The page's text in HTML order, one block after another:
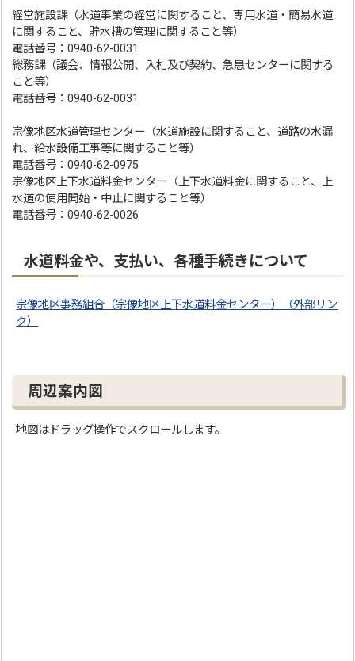
経営施設課（水道事業の経営に関すること、専用水道・簡易水道
に関すること、貯水槽の管理に関すること等）
電話番号：0940-62-0031
総務課（議会、情報公開、入札及び契約、急患センターに関する
こと等）
電話番号：0940-62-0031
宗像地区水道管理センター（水道施設に関すること、道路の水漏
れ、給水設備工事等に関すること等）
電話番号：0940-62-0975
宗像地区上下水道料金センター（上下水道料金に関すること、上
水道の使用開始・中止に関すること等）
電話番号：0940-62-0026
水道料金や、支払い、各種手続きについて
宗像地区事務組合（宗像地区上下水道料金センター）（外部リン
ク）
周辺案内図
地図はドラッグ操作でスクロールします。